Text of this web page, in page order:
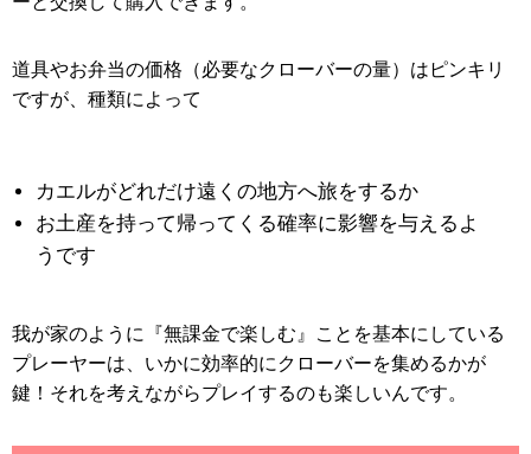
道具やお弁当の価格（必要なクローバーの量）はピンキリ
ですが、種類によって
カエルがどれだけ遠くの地方へ旅をするか
お土産を持って帰ってくる確率に影響を与えるよ
うです
我が家のように『無課金で楽しむ』ことを基本にしている
プレーヤーは、いかに効率的にクローバーを集めるかが
鍵！それを考えながらプレイするのも楽しいんです。